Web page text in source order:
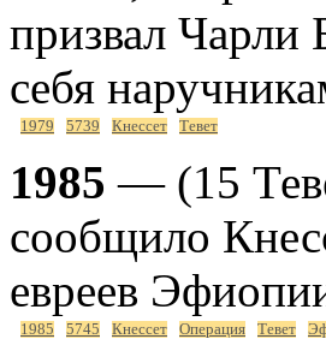
призвал Чарли
себя
1979 5739 Кнессет Тевет
1985 — (15
сообщило
евреев
1985 5745 Кнессет Операция Тевет